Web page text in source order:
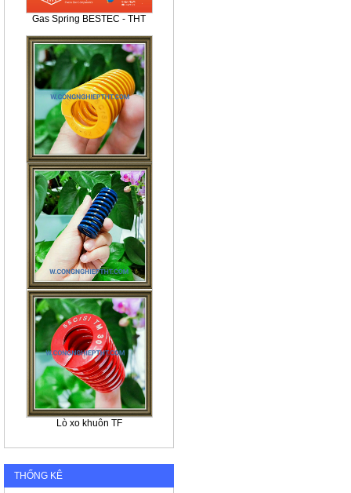
Gas Spring BESTEC - THT
Lò xo khuôn TF
THỐNG KÊ